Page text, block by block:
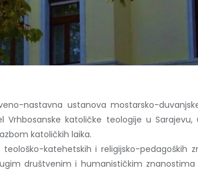
nastavna ustanova mostarsko-
katoličke teologije u
katoličkih laika.
katehetskih i religijsko-pedagoških
društvenim i humanističkim